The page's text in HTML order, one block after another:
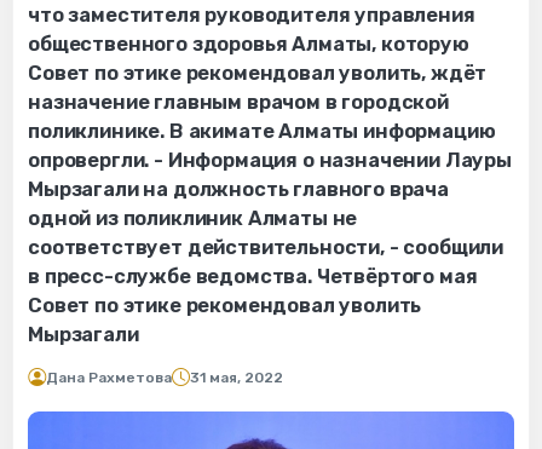
что заместителя руководителя управления
общественного здоровья Алматы, которую
Совет по этике рекомендовал уволить, ждёт
назначение главным врачом в городской
поликлинике. В акимате Алматы информацию
опровергли. - Информация о назначении Лауры
Мырзагали на должность главного врача
одной из поликлиник Алматы не
соответствует действительности, - сообщили
в пресс-службе ведомства. Четвёртого мая
Совет по этике рекомендовал уволить
Мырзагали
Дана Рахметова 31 мая, 2022